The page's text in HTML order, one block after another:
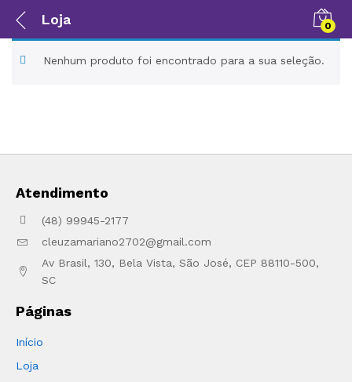
Loja 0
Nenhum produto foi encontrado para a sua seleção.
Atendimento
(48) 99945-2177
cleuzamariano2702@gmail.com
Av Brasil, 130, Bela Vista, São José, CEP 88110-500,
SC
Páginas
Início
Loja